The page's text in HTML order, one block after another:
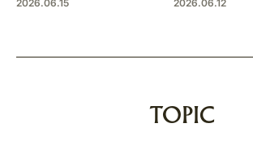
2026.06.15 2026.06.12
TOPIC